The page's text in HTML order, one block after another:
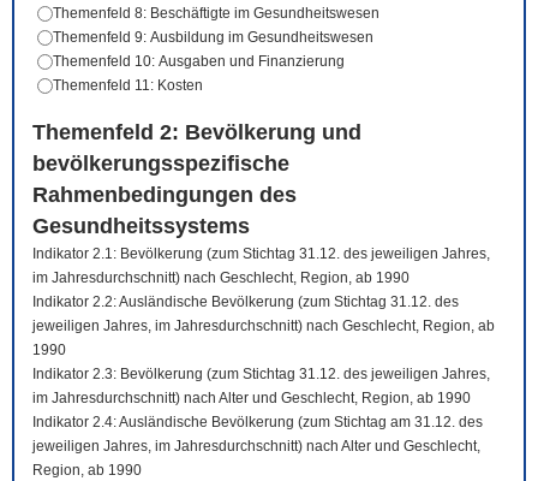
Themenfeld 8: Beschäftigte im Gesundheitswesen
Themenfeld 9: Ausbildung im Gesundheitswesen
Themenfeld 10: Ausgaben und Finanzierung
Themenfeld 11: Kosten
Themenfeld 2: Bevölkerung und
bevölkerungsspezifische
Rahmenbedingungen des
Gesundheitssystems
Indikator 2.1: Bevölkerung (zum Stichtag 31.12. des jeweiligen Jahres,
im Jahresdurchschnitt) nach Geschlecht, Region, ab 1990
Indikator 2.2: Ausländische Bevölkerung (zum Stichtag 31.12. des
jeweiligen Jahres, im Jahresdurchschnitt) nach Geschlecht, Region, ab
1990
Indikator 2.3: Bevölkerung (zum Stichtag 31.12. des jeweiligen Jahres,
im Jahresdurchschnitt) nach Alter und Geschlecht, Region, ab 1990
Indikator 2.4: Ausländische Bevölkerung (zum Stichtag am 31.12. des
jeweiligen Jahres, im Jahresdurchschnitt) nach Alter und Geschlecht,
Region, ab 1990